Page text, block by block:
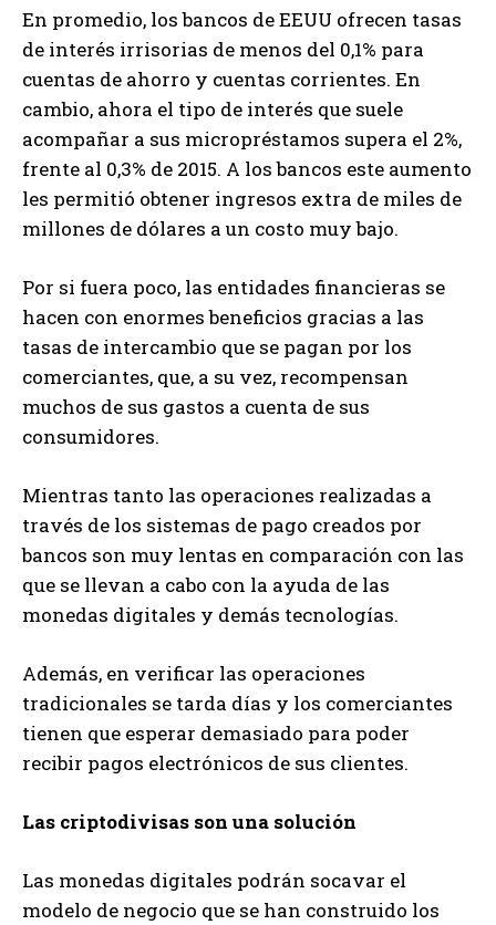
En promedio, los bancos de EEUU ofrecen tasas
de interés irrisorias de menos del 0,1% para
cuentas de ahorro y cuentas corrientes. En
cambio, ahora el tipo de interés que suele
acompañar a sus micropréstamos supera el 2%,
frente al 0,3% de 2015. A los bancos este aumento
les permitió obtener ingresos extra de miles de
millones de dólares a un costo muy bajo.
Por si fuera poco, las entidades financieras se
hacen con enormes beneficios gracias a las
tasas de intercambio que se pagan por los
comerciantes, que, a su vez, recompensan
muchos de sus gastos a cuenta de sus
consumidores.
Mientras tanto las operaciones realizadas a
través de los sistemas de pago creados por
bancos son muy lentas en comparación con las
que se llevan a cabo con la ayuda de las
monedas digitales y demás tecnologías.
Además, en verificar las operaciones
tradicionales se tarda días y los comerciantes
tienen que esperar demasiado para poder
recibir pagos electrónicos de sus clientes.
Las criptodivisas son una solución
Las monedas digitales podrán socavar el
modelo de negocio que se han construido los